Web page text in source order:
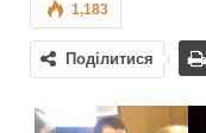
1,183
Поділитися